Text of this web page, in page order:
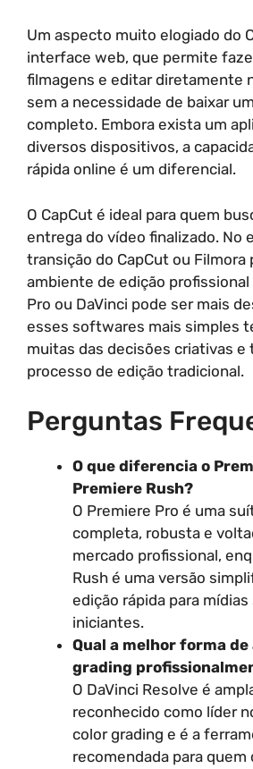
Um aspecto muito elogiado do
interface web, que permite
filmagens e editar diretamente
sem a necessidade de baixar
completo. Embora exista um
diversos dispositivos, a
rápida online é um diferencial.
O CapCut é ideal para quem
entrega do vídeo finalizado. No
transição do CapCut ou Filmora
ambiente de edição
Pro ou DaVinci pode ser mais
esses softwares mais simples
muitas das decisões criativas e
processo de edição tradicional.
Perguntas
O que diferencia o
Premiere Rush?
O Premiere Pro é uma
completa, robusta e
mercado profissional,
Rush é uma versão
edição rápida para mídias
iniciantes.
Qual a melhor forma
grading
O DaVinci Resolve é
reconhecido como líder
color grading e é a
recomendada para quem